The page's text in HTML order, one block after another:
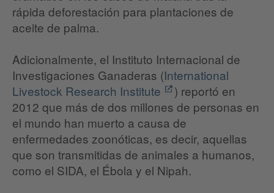
rápida deforestación para plantaciones de
aceite de palma.
Adicionalmente, el Instituto Internacional de
Investigaciones Ganaderas (International
Livestock Research Institute
) reportó en
2012 que más de dos millones de personas en
el mundo han muerto a causa de
enfermedades zoonóticas, es decir, aquellas
que son transmitidas de animales a humanos,
como el SIDA, el Ébola y el Nipah.